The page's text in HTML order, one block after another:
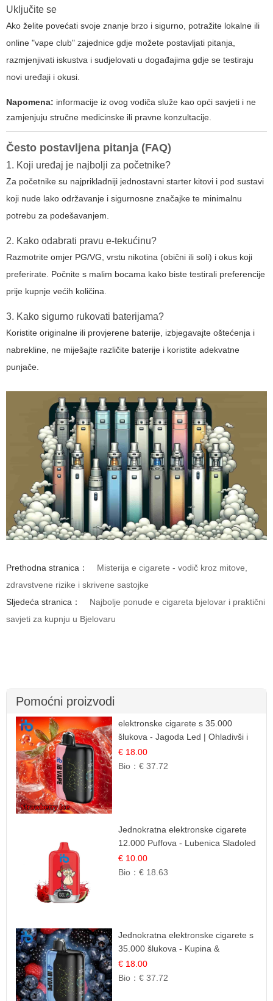
Uključite se
Ako želite povećati svoje znanje brzo i sigurno, potražite lokalne ili
online "vape club" zajednice gdje možete postavljati pitanja,
razmjenjivati iskustva i sudjelovati u događajima gdje se testiraju
novi uređaji i okusi.
Napomena: informacije iz ovog vodiča služe kao opći savjeti i ne
zamjenjuju stručne medicinske ili pravne konzultacije.
Često postavljena pitanja (FAQ)
1. Koji uređaj je najbolji za početnike?
Za početnike su najprikladniji jednostavni starter kitovi i pod sustavi
koji nude lako održavanje i sigurnosne značajke te minimalnu
potrebu za podešavanjem.
2. Kako odabrati pravu e-tekućinu?
Razmotrite omjer PG/VG, vrstu nikotina (obični ili soli) i okus koji
preferirate. Počnite s malim bocama kako biste testirali preferencije
prije kupnje većih količina.
3. Kako sigurno rukovati baterijama?
Koristite originalne ili provjerene baterije, izbjegavajte oštećenja i
nabrekline, ne miješajte različite baterije i koristite adekvatne
punjače.
Prethodna stranica：
Misterija e cigarete - vodič kroz mitove,
zdravstvene rizike i skrivene sastojke
Sljedeća stranica：
Najbolje ponude e cigareta bjelovar i praktični
savjeti za kupnju u Bjelovaru
Pomoćni proizvodi
elektronske cigarete s 35.000
šlukova - Jagoda Led | Ohladivši i
Osježavajući Okus
€ 18.00
Bio：€ 37.72
Jednokratna elektronske cigarete
12.000 Puffova - Lubenica Sladoled
| Ljetna Desertna Aroma
€ 10.00
Bio：€ 18.63
Jednokratna elektronske cigarete s
35.000 šlukova - Kupina &
Borovnica | Intenzivna Mješavina
Šumskog Voća
€ 18.00
Bio：€ 37.72